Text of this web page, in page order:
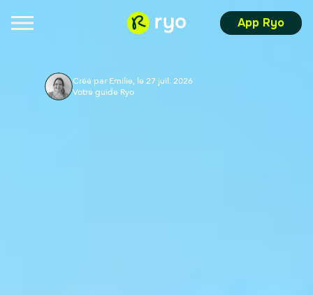
App Ryo
Créé par Emilie, le 27 juil. 2026
Votre guide Ryo